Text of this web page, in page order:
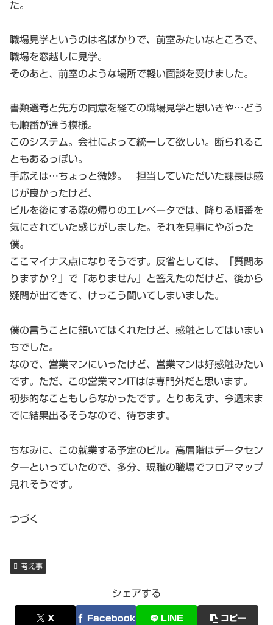
た。
職場見学というのは名ばかりで、前室みたいなところで、
職場を窓越しに見学。
そのあと、前室のような場所で軽い面談を受けました。
書類選考と先方の同意を経ての職場見学と思いきや…どう
も順番が違う模様。
このシステム。会社によって統一して欲しい。断られるこ
ともあるっぽい。
手応えは…ちょっと微妙。 担当していただいた課長は感
じが良かったけど、
ビルを後にする際の帰りのエレベータでは、降りる順番を
気にされていた感じがしました。それを見事にやぶった
僕。
ここマイナス点になりそうです。反省としては、「質問あ
りますか？」で「ありません」と答えたのだけど、後から
疑問が出てきて、けっこう聞いてしまいました。
僕の言うことに頷いてはくれたけど、感触としてはいまい
ちでした。
なので、営業マンにいったけど、営業マンは好感触みたい
です。ただ、この営業マンITはは専門外だと思います。
初歩的なこともしらなかったです。とりあえず、今週末ま
でに結果出るそうなので、待ちます。
ちなみに、この就業する予定のビル。高層階はデータセン
ターといっていたので、多分、現職の職場でフロアマップ
見れそうです。
つづく
考え事
シェアする
X Facebook LINE コピー